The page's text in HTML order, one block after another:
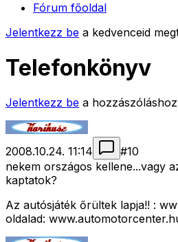
Fórum főoldal
Jelentkezz be a kedvenceid
Telefonkönyv
Jelentkezz be a
2008.10.24. 11:14 #10
nekem országos kellene...vagy
kaptatok?
Az autósjáték őrültek lapja!! :
oldalad: